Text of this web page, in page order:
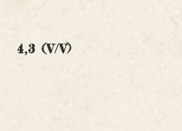
4,3 (V/V)